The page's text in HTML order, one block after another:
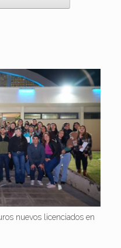
nuevos licenciados en